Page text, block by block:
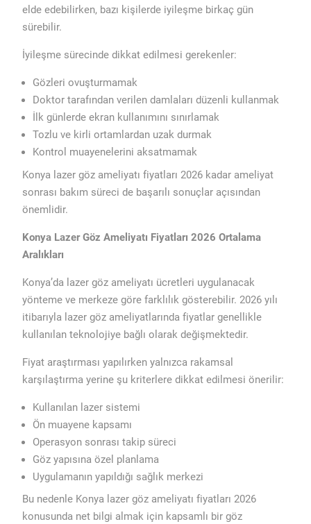
elde edebilirken, bazı kişilerde iyileşme birkaç gün
sürebilir.
İyileşme sürecinde dikkat edilmesi gerekenler:
Gözleri ovuşturmamak
Doktor tarafından verilen damlaları düzenli kullanmak
İlk günlerde ekran kullanımını sınırlamak
Tozlu ve kirli ortamlardan uzak durmak
Kontrol muayenelerini aksatmamak
Konya lazer göz ameliyatı fiyatları 2026 kadar ameliyat
sonrası bakım süreci de başarılı sonuçlar açısından
önemlidir.
Konya Lazer Göz Ameliyatı Fiyatları 2026 Ortalama
Aralıkları
Konya’da lazer göz ameliyatı ücretleri uygulanacak
yönteme ve merkeze göre farklılık gösterebilir. 2026 yılı
itibarıyla lazer göz ameliyatlarında fiyatlar genellikle
kullanılan teknolojiye bağlı olarak değişmektedir.
Fiyat araştırması yapılırken yalnızca rakamsal
karşılaştırma yerine şu kriterlere dikkat edilmesi önerilir:
Kullanılan lazer sistemi
Ön muayene kapsamı
Operasyon sonrası takip süreci
Göz yapısına özel planlama
Uygulamanın yapıldığı sağlık merkezi
Bu nedenle Konya lazer göz ameliyatı fiyatları 2026
konusunda net bilgi almak için kapsamlı bir göz